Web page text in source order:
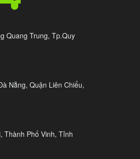
Quang Trung, Tp.Quy
Nẵng, Quận Liên Chiểu,
Thành Phố Vinh, Tỉnh